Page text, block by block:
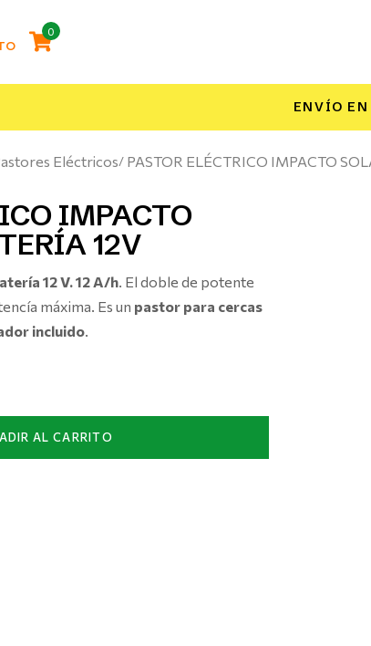
0
ENVÍO
Eléctricos PASTOR ELÉCTRICO IMPACTO
IMPACTO
12V
12 V. 12 A/h. El doble de potente
máxima. Es un pastor para cercas
incluido.
AL CARRITO